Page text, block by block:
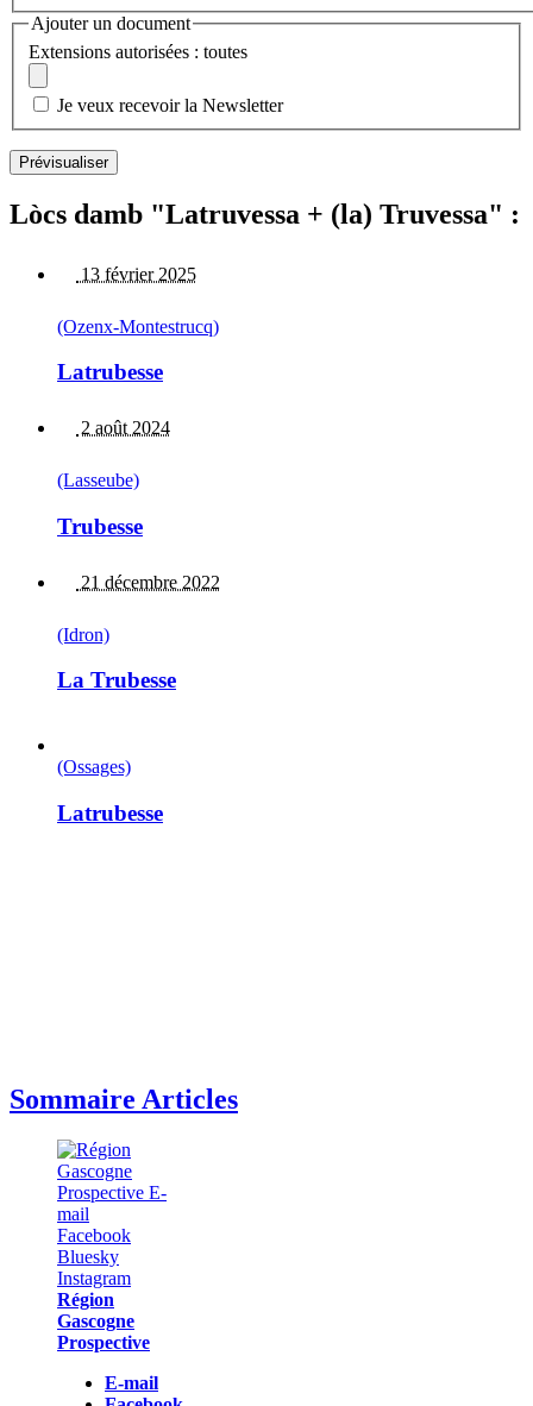
Ajouter un document
Extensions autorisées : toutes
Je veux recevoir la Newsletter
Lòcs damb "Latruvessa + (la) Truvessa" :
13 février 2025
(Ozenx-Montestrucq)
Latrubesse
2 août 2024
(Lasseube)
Trubesse
21 décembre 2022
(Idron)
La Trubesse
(Ossages)
Latrubesse
Sommaire Articles
Région
Gascogne
Prospective
E-mail